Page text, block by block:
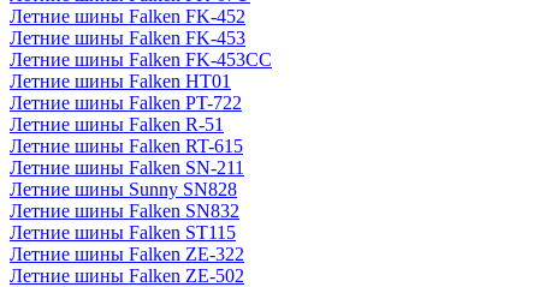
Летние шины Falken FK-452
Летние шины Falken FK-453
Летние шины Falken FK-453CC
Летние шины Falken HT01
Летние шины Falken PT-722
Летние шины Falken R-51
Летние шины Falken RT-615
Летние шины Falken SN-211
Летние шины Sunny SN828
Летние шины Falken SN832
Летние шины Falken ST115
Летние шины Falken ZE-322
Летние шины Falken ZE-502